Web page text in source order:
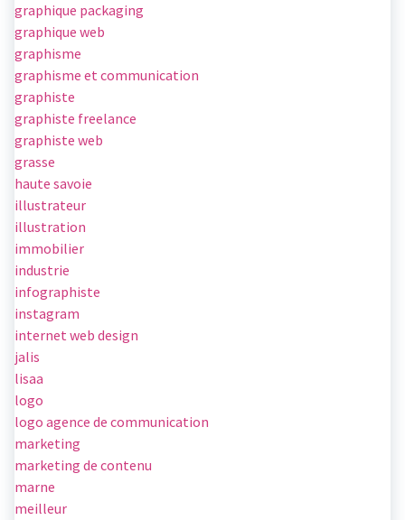
graphique packaging
graphique web
graphisme
graphisme et communication
graphiste
graphiste freelance
graphiste web
grasse
haute savoie
illustrateur
illustration
immobilier
industrie
infographiste
instagram
internet web design
jalis
lisaa
logo
logo agence de communication
marketing
marketing de contenu
marne
meilleur